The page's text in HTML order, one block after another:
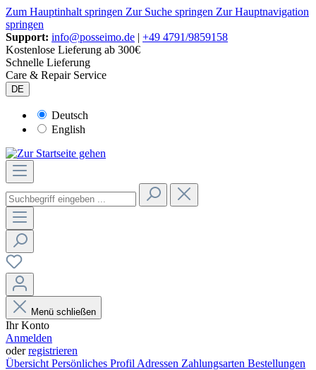
Zum Hauptinhalt springen Zur Suche springen Zur Hauptnavigation
springen
Support: info@posseimo.de | +49 4791/9859158
Kostenlose Lieferung ab 300€
Schnelle Lieferung
Care & Repair Service
DE
Deutsch
English
Menü schließen
Ihr Konto
Anmelden
oderregistrieren
Übersicht Persönliches Profil Adressen Zahlungsarten Bestellungen